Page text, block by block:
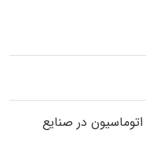
در صنایع